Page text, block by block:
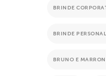
BRINDE
BRINDE
BRUNO E